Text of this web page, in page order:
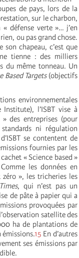
de pays, lors de la
sur le charbon,
défense verte »… j’en
ou pas grand chose.
son chapeau, c’est que
tienne : des milliers
du même tonneau. Un
Based Targets(objectifs
environnementales
l’ISBT vise à
des entreprises (pour
ni régulation
se contentent de
fournies par les
« Science based »
les données en
», les tricheries les
, qui n’est pas un
de pâte à papier qui a
provoquées par
satellite des
ha de plantations de
15 En d’autres
ses émissions par